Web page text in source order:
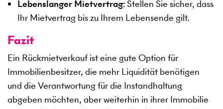
Lebenslanger Mietvertrag: Stellen Sie sicher, dass
Ihr Mietvertrag bis zu Ihrem Lebensende gilt.
Fazit
Ein Rückmietverkauf ist eine gute Option für
Immobilienbesitzer, die mehr Liquidität benötigen
und die Verantwortung für die Instandhaltung
abgeben möchten, aber weiterhin in ihrer Immobilie